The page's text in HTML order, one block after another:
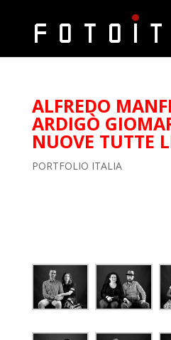
ALFREDO
ARDIGÒ
NUOVE TUTTE
PORTFOLIO ITALIA